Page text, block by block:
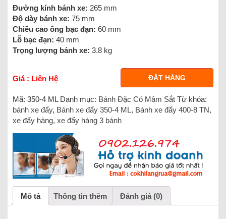
Đường kính bánh xe: 265 mm
Độ dày bánh xe: 75 mm
Chiều cao ống bạc đạn: 60 mm
Lỗ bạc đạn: 40 mm
Trọng lượng bánh xe: 3.8 kg
Giá : Liên Hệ ĐẶT HÀNG
Mã: 350-4 ML Danh mục: Bánh Đặc Có Mâm Sắt Từ khóa:
bánh xe đẩy, Bánh xe đẩy 350-4 ML, Bánh xe đẩy 400-8 TN,
xe đẩy hàng, xe đẩy hàng 3 bánh
Mô tả Thông tin thêm Đánh giá (0)